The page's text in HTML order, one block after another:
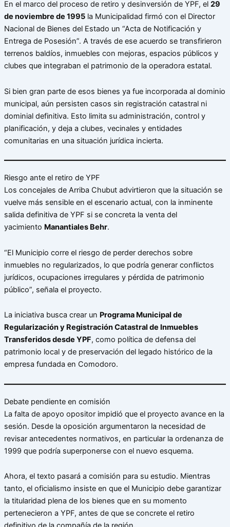
En el marco del proceso de retiro y desinversión de YPF, el 29
de noviembre de 1995la Municipalidad firmó con el Director
Nacional de Bienes del Estado un “Acta de Notificación y
Entrega de Posesión”. A través de ese acuerdo se transfirieron
terrenos baldíos, inmuebles con mejoras, espacios públicos y
clubes que integraban el patrimonio de la operadora estatal.
Si bien gran parte de esos bienes ya fue incorporada al dominio
municipal, aún persisten casos sin registración catastral ni
dominial definitiva. Esto limita su administración, control y
planificación, y deja a clubes, vecinales y entidades
comunitarias en una situación jurídica incierta.
Riesgo ante el retiro de YPF
Los concejales de Arriba Chubut advirtieron que la situación se
vuelve más sensible en el escenario actual, con la inminente
salida definitiva de YPF si se concreta la venta del
yacimiento Manantiales Behr.
“El Municipio corre el riesgo de perder derechos sobre
inmuebles no regularizados, lo que podría generar conflictos
jurídicos, ocupaciones irregulares y pérdida de patrimonio
público”, señala el proyecto.
La iniciativa busca crear un Programa Municipal de
Regularización y Registración Catastral de Inmuebles
Transferidos desde YPF, como política de defensa del
patrimonio local y de preservación del legado histórico de la
empresa fundada en Comodoro.
Debate pendiente en comisión
La falta de apoyo opositor impidió que el proyecto avance en la
sesión. Desde la oposición argumentaron la necesidad de
revisar antecedentes normativos, en particular la ordenanza de
1999 que podría superponerse con el nuevo esquema.
Ahora, el texto pasará a comisión para su estudio. Mientras
tanto, el oficialismo insiste en que el Municipio debe garantizar
la titularidad plena de los bienes que en su momento
pertenecieron a YPF, antes de que se concrete el retiro